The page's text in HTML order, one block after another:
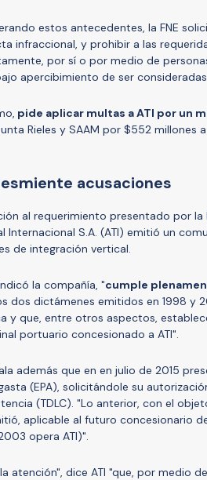
estos antecedentes, la FNE
infraccional, y prohibir a las
por sí o por medio de
apercibimiento de ser
pide aplicar multas a ATI por un
Rieles y SAAM por $552 millones
acusaciones
al requerimiento presentado por la
Internacional S.A. (ATI) emitió un
de integración vertical.
la compañía, "cumple
dos dictámenes emitidos en 1998 y
y que, entre otros aspectos,
portuario concesionado a ATI".
además que en en julio de 2015
(EPA), solicitándole su
(TDLC). "Lo anterior, con el
aplicable al futuro concesionario
opera ATI)".
atención", dice ATI "que, por medio